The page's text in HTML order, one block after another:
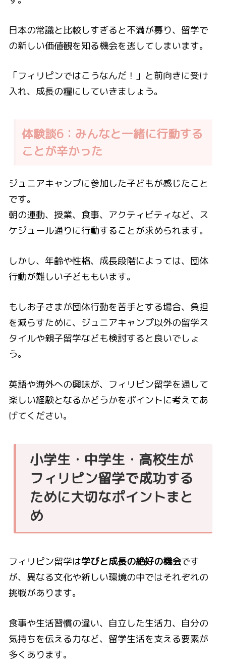
日本の常識と比較しすぎると不満が募り、留学で
の新しい価値観を知る機会を逃してしまいます。
「フィリピンではこうなんだ！」と前向きに受け
入れ、成長の糧にしていきましょう。
体験談6：みんなと一緒に行動する
ことが辛かった
ジュニアキャンプに参加した子どもが感じたこと
です。
朝の運動、授業、食事、アクティビティなど、ス
ケジュール通りに行動することが求められます。
しかし、年齢や性格、成長段階によっては、団体
行動が難しい子どももいます。
もしお子さまが団体行動を苦手とする場合、負担
を減らすために、ジュニアキャンプ以外の留学ス
タイルや親子留学なども検討すると良いでしょ
う。
英語や海外への興味が、フィリピン留学を通して
楽しい経験となるかどうかをポイントに考えてあ
げてください。
小学生・中学生・高校生が
フィリピン留学で成功する
ために大切なポイントまと
め
フィリピン留学は学びと成長の絶好の機会です
が、異なる文化や新しい環境の中ではそれぞれの
挑戦があります。
食事や生活習慣の違い、自立した生活力、自分の
気持ちを伝える力など、留学生活を支える要素が
多くあります。